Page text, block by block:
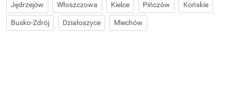
Jędrzejów Włoszczowa Kielce Pińczów Końskie
Busko-Zdrój Działoszyce Miechów